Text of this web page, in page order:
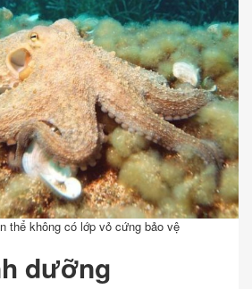
thể không có lớp vỏ cứng bảo vệ
dưỡng